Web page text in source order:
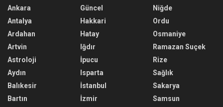
Ankara
Antalya
Ardahan
Artvin
Astroloji
Aydın
Balıkesir
Bartın
Güncel
Hakkari
Hatay
Iğdır
İpucu
Isparta
İstanbul
İzmir
Niğde
Ordu
Osmaniye
Ramazan Suçek
Rize
Sağlık
Sakarya
Samsun